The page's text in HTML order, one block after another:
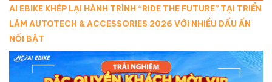
AI EBIKE KHÉP LẠI HÀNH TRÌNH “RIDE THE FUTURE” TẠI TRIỂN
LÃM AUTOTECH & ACCESSORIES 2026 VỚI NHIỀU DẤU ẤN
NỔI BẬT